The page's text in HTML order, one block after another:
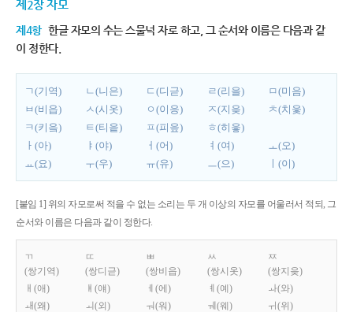
제2장 자모
제4항 한글 자모의 수는 스물넉 자로 하고, 그 순서와 이름은 다음과 같
이 정한다.
ㄱ(기역) ㄴ(니은) ㄷ(디귿) ㄹ(리을)
ㅁ(미음)
ㅂ(비읍)
ㅅ(시옷) ㅇ(이응) ㅈ(지읒)
ㅊ(치읓)
ㅋ(키읔)
ㅌ(티읕) ㅍ(피읖)
ㅎ(히읗)
ㅏ(아)
ㅑ(야) ㅓ(어) ㅕ(여)
ㅗ(오)
ㅛ(요)
ㅜ(우) ㅠ(유) ㅡ(으) ㅣ(이)
[붙임 1] 위의 자모로써 적을 수 없는 소리는 두 개 이상의 자모를 어울러서 적되, 그
순서와 이름은 다음과 같이 정한다.
ㄲ
(쌍기역)
ㄸ
(쌍디귿)
ㅃ
(쌍비읍)
ㅆ
(쌍시옷)
ㅉ
(쌍지읒)
ㅐ(애)
ㅒ(얘) ㅔ(에) ㅖ(예)
ㅘ(와)
ㅙ(왜)
ㅚ(외) ㅝ(워) ㅞ(웨)
ㅟ(위)